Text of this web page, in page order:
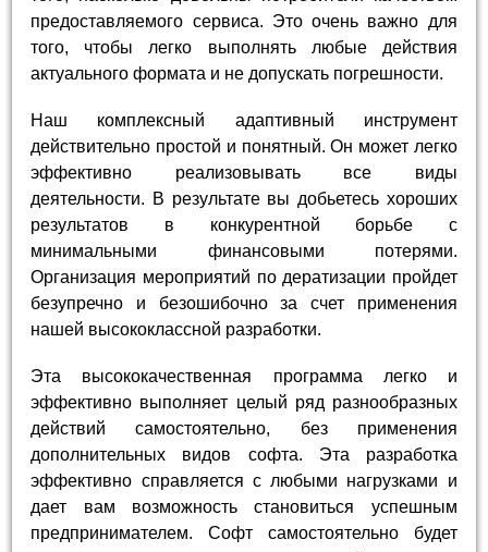
предоставляемого сервиса. Это очень важно для
того, чтобы легко выполнять любые действия
актуального формата и не допускать погрешности.
Наш комплексный адаптивный инструмент
действительно простой и понятный. Он может легко
эффективно реализовывать все виды
деятельности. В результате вы добьетесь хороших
результатов в конкурентной борьбе с
минимальными финансовыми потерями.
Организация мероприятий по дератизации пройдет
безупречно и безошибочно за счет применения
нашей высококлассной разработки.
Эта высококачественная программа легко и
эффективно выполняет целый ряд разнообразных
действий самостоятельно, без применения
дополнительных видов софта. Эта разработка
эффективно справляется с любыми нагрузками и
дает вам возможность становиться успешным
предпринимателем. Софт самостоятельно будет